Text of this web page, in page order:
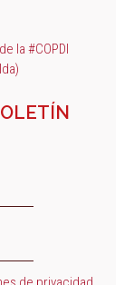
la #COPDI